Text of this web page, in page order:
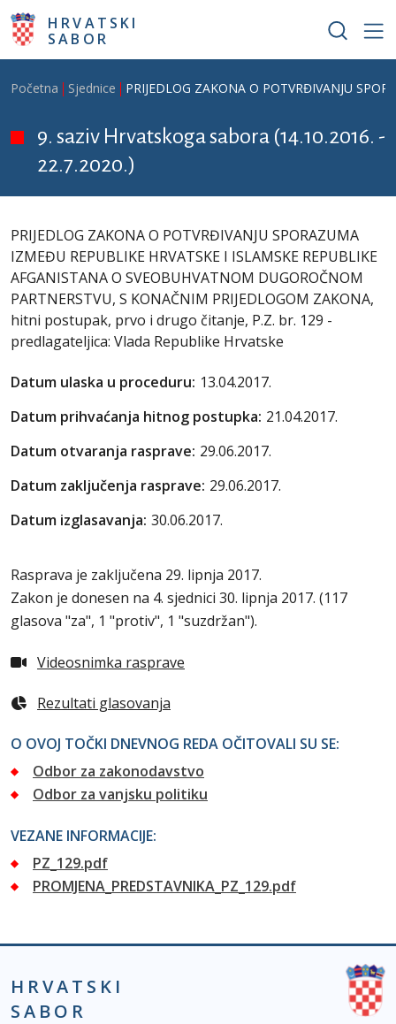
Skoči na glavni sadržaj
HRVATSKI
SABOR
Breadcrumb
Početna Sjednice PRIJEDLOG ZAKONA O POTVRĐIVANJU
9. saziv Hrvatskoga sabora (14.10.2016. -
22.7.2020.)
PRIJEDLOG ZAKONA O POTVRĐIVANJU SPORAZUMA
IZMEĐU REPUBLIKE HRVATSKE I ISLAMSKE REPUBLIKE
AFGANISTANA O SVEOBUHVATNOM DUGOROČNOM
PARTNERSTVU, S KONAČNIM PRIJEDLOGOM ZAKONA,
hitni postupak, prvo i drugo čitanje, P.Z. br. 129 -
predlagateljica: Vlada Republike Hrvatske
Datum ulaska u proceduru: 13.04.2017.
Datum prihvaćanja hitnog postupka: 21.04.2017.
Datum otvaranja rasprave: 29.06.2017.
Datum zaključenja rasprave: 29.06.2017.
Datum izglasavanja: 30.06.2017.
Rasprava je zaključena 29. lipnja 2017.
Zakon je donesen na 4. sjednici 30. lipnja 2017. (117
glasova "za", 1 "protiv", 1 "suzdržan").
Videosnimka rasprave
Rezultati glasovanja
O OVOJ TOČKI DNEVNOG REDA OČITOVALI SU SE:
Odbor za zakonodavstvo
Odbor za vanjsku politiku
VEZANE INFORMACIJE:
PZ_129.pdf
PROMJENA_PREDSTAVNIKA_PZ_129.pdf
HRVATSKI
SABOR